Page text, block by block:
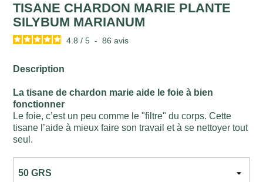
TISANE CHARDON MARIE PLANTE
SILYBUM MARIANUM
4.8 / 5 - 86avis
Description
La tisane de chardon marie aide le foie à bien
fonctionner
Le foie, c’est un peu comme le "filtre" du corps. Cette
tisane l’aide à mieux faire son travail et à se nettoyer tout
seul.